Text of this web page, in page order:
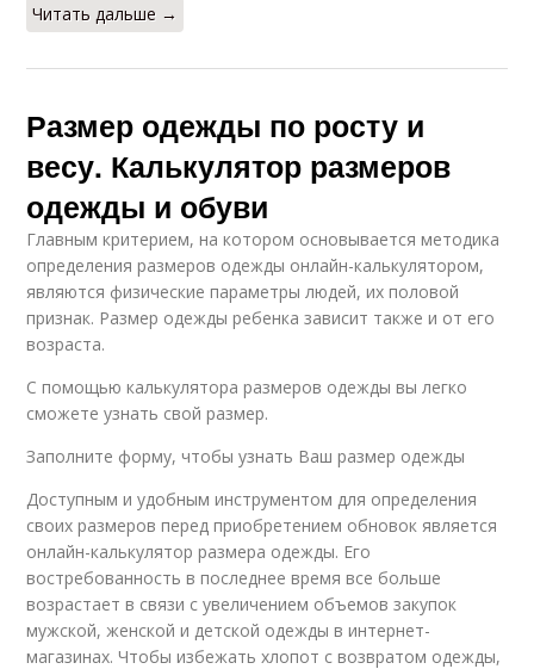
Читать дальше →
Размер одежды по росту и
весу. Калькулятор размеров
одежды и обуви
Главным критерием, на котором основывается методика
определения размеров одежды онлайн-калькулятором,
являются физические параметры людей, их половой
признак. Размер одежды ребенка зависит также и от его
возраста.
С помощью калькулятора размеров одежды вы легко
сможете узнать свой размер.
Заполните форму, чтобы узнать Ваш размер одежды
Доступным и удобным инструментом для определения
своих размеров перед приобретением обновок является
онлайн-калькулятор размера одежды. Его
востребованность в последнее время все больше
возрастает в связи с увеличением объемов закупок
мужской, женской и детской одежды в интернет-
магазинах. Чтобы избежать хлопот с возвратом одежды,